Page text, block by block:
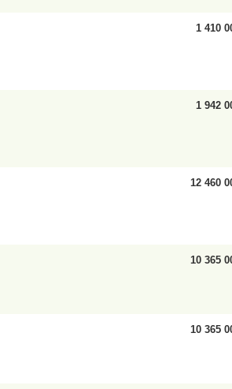
1 410
1 942
12 460
10 365
10 365